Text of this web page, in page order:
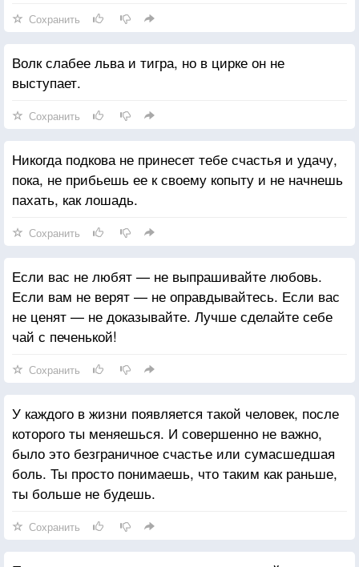
Сохранить
Волк слабее льва и тигра, но в цирке он не
выступает.
Сохранить
Никогда подкова не принесет тебе счастья и удачу,
пока, не прибьешь ее к своему копыту и не начнешь
пахать, как лошадь.
Сохранить
Если вас не любят — не выпрашивайте любовь.
Если вам не верят — не оправдывайтесь. Если вас
не ценят — не доказывайте. Лучше сделайте себе
чай с печенькой!
Сохранить
У каждого в жизни появляется такой человек, после
которого ты меняешься. И совершенно не важно,
было это безграничное счастье или сумасшедшая
боль. Ты просто понимаешь, что таким как раньше,
ты больше не будешь.
Сохранить